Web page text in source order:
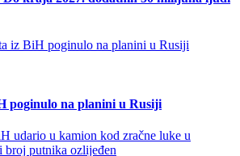
poginulo na planini u Rusiji